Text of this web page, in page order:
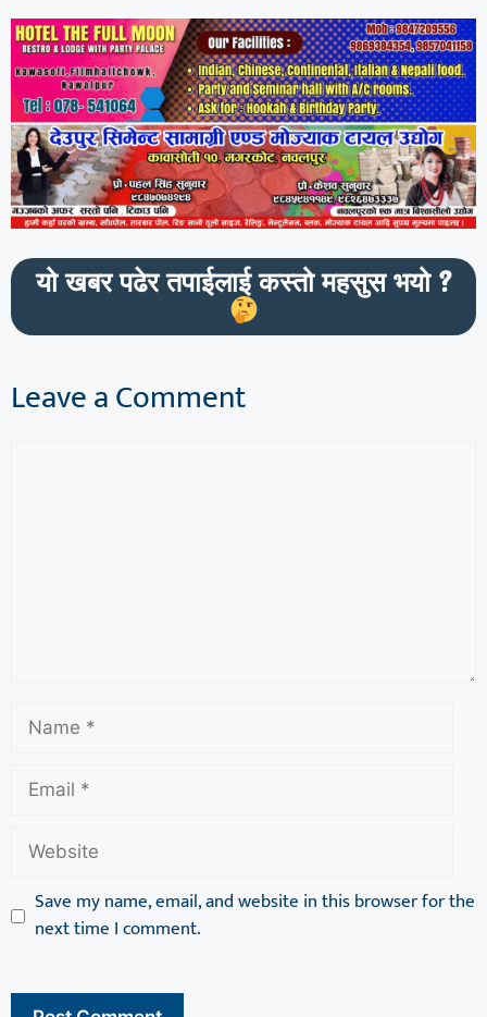
यो खबर पढेर तपाईलाई कस्तो महसुस भयो ?
Leave a Comment
Save my name, email, and website in this browser for the
next time I comment.